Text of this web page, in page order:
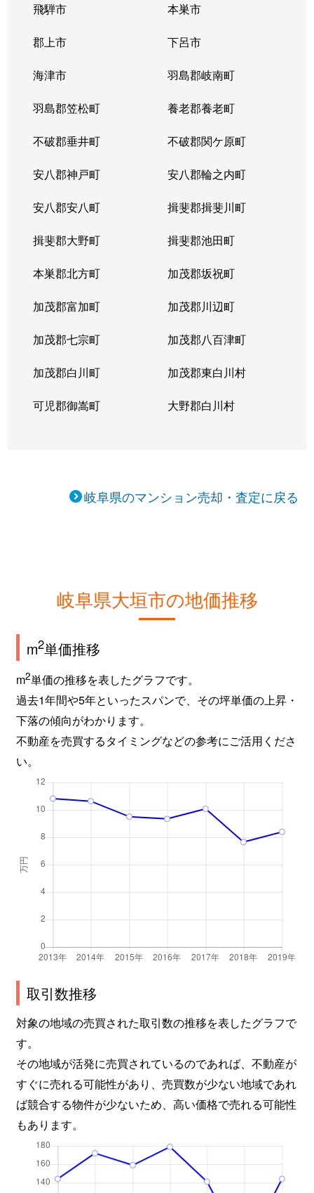
飛騨市 本巣市
郡上市 下呂市
海津市 羽島郡岐南町
羽島郡笠松町 養老郡養老町
不破郡垂井町 不破郡関ケ原町
安八郡神戸町 安八郡輪之内町
安八郡安八町 揖斐郡揖斐川町
揖斐郡大野町 揖斐郡池田町
本巣郡北方町 加茂郡坂祝町
加茂郡富加町 加茂郡川辺町
加茂郡七宗町 加茂郡八百津町
加茂郡白川町 加茂郡東白川村
可児郡御嵩町 大野郡白川村
岐阜県のマンション売却・査定に戻る
岐阜県大垣市の地価推移
m2単価推移
m2単価の推移を表したグラフです。
過去1年間や5年といったスパンで、その坪単価の上昇・
下落の傾向がわかります。
不動産を売買するタイミングなどの参考にご活用くださ
い。
取引数推移
対象の地域の売買された取引数の推移を表したグラフで
す。
その地域が活発に売買されているのであれば、不動産が
すぐに売れる可能性があり、売買数が少ない地域であれ
ば競合する物件が少ないため、高い価格で売れる可能性
もあります。